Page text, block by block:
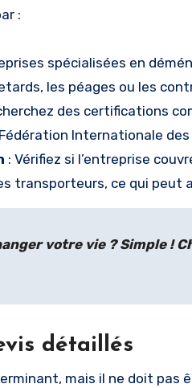
:
spécialisées en
les péages ou les
des certifications
Internationale des
: Vérifiez si l’entreprise
transporteurs, ce qui peut
votre vie ? Simple !
détaillés
mais il ne doit pas